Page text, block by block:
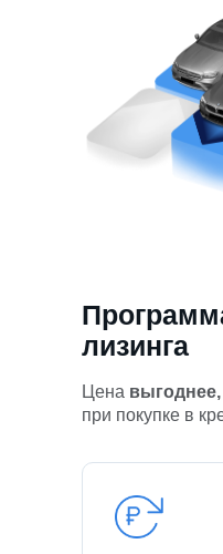
лизинга
Цена выгоднее,
при покупке в